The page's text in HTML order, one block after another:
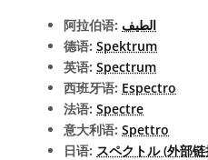
阿拉伯语: الطيف
德语: Spektrum
英语: Spectrum
西班牙语: Espectro
法语: Spectre
意大利语: Spettro
日语: スペクトル (外部链